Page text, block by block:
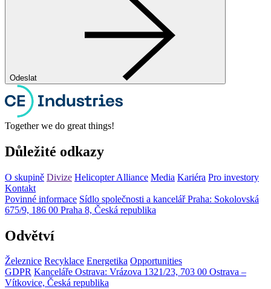
Odeslat
Together we do great things!
Důležité odkazy
O skupině Divize Helicopter Alliance Media Kariéra Pro investory
Kontakt
Povinné informace Sídlo společnosti a kancelář Praha: Sokolovská
675/9, 186 00 Praha 8, Česká republika
Odvětví
Železnice Recyklace Energetika Opportunities
GDPR Kanceláře Ostrava: Vrázova 1321/23, 703 00 Ostrava –
Vítkovice, Česká republika